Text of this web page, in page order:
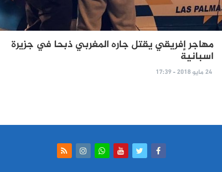
مهاجر إفريقي يقتل جاره المغربي ذبحا في جزيرة
اسبانية
24 مايو 2018 - 17:39